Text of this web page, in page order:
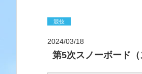
競技
2024/03/18
第5次スノーボード